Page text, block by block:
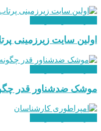
اولین سایت زیرزمینی
موشک ضدشناور قدر